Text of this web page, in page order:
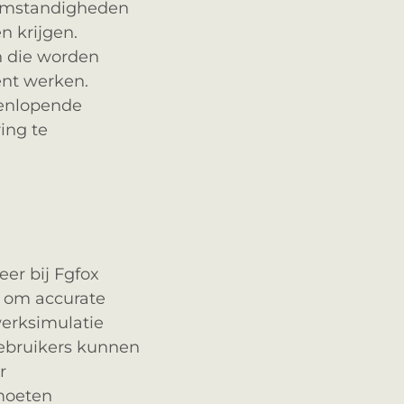
krijgen.
die worden
werken.
te
bij Fgfox
accurate
kunnen